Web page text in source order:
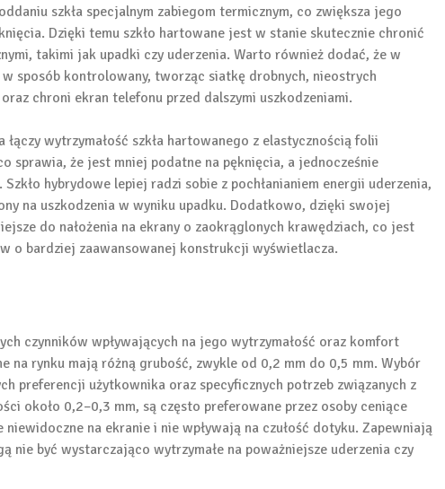
szkła specjalnym zabiegom termicznym, co zwiększa jego
Dzięki temu szkło hartowane jest w stanie skutecznie chronić
takimi jak upadki czy uderzenia. Warto również dodać, że w
sposób kontrolowany, tworząc siatkę drobnych, nieostrych
chroni ekran telefonu przed dalszymi uszkodzeniami.
wytrzymałość szkła hartowanego z elastycznością folii
sprawia, że jest mniej podatne na pęknięcia, a jednocześnie
hybrydowe lepiej radzi sobie z pochłanianiem energii uderzenia,
na uszkodzenia w wyniku upadku. Dodatkowo, dzięki swojej
do nałożenia na ekrany o zaokrąglonych krawędziach, co jest
o bardziej zaawansowanej konstrukcji wyświetlacza.
czynników wpływających na jego wytrzymałość oraz komfort
na rynku mają różną grubość, zwykle od 0,2 mm do 0,5 mm. Wybór
preferencji użytkownika oraz specyficznych potrzeb związanych z
około 0,2–0,3 mm, są często preferowane przez osoby ceniące
na ekranie i nie wpływają na czułość dotyku. Zapewniają
nie być wystarczająco wytrzymałe na poważniejsze uderzenia czy